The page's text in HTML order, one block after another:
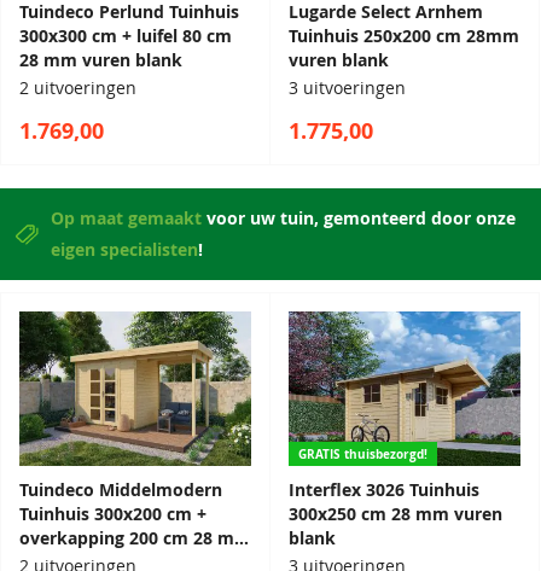
Tuindeco Perlund Tuinhuis
300x300 cm + luifel 80 cm
28 mm vuren blank
2 uitvoeringen
1.769,00
Lugarde Select Arnhem
Tuinhuis 250x200 cm 28mm
vuren blank
3 uitvoeringen
1.775,00
Op maat gemaaktvoor uw tuin, gemonteerd door onze
eigen specialisten!
Tuindeco Middelmodern
Tuinhuis 300x200 cm +
overkapping 200 cm 28 mm
vuren blank
GRATIS thuisbezorgd!
Interflex 3026 Tuinhuis
300x250 cm 28 mm vuren
blank